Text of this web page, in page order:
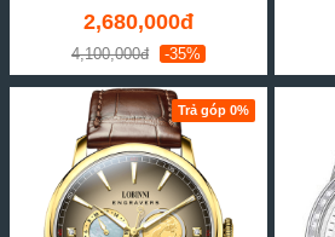
2,680,000đ
4,100,000đ -35%
Trả góp 0%